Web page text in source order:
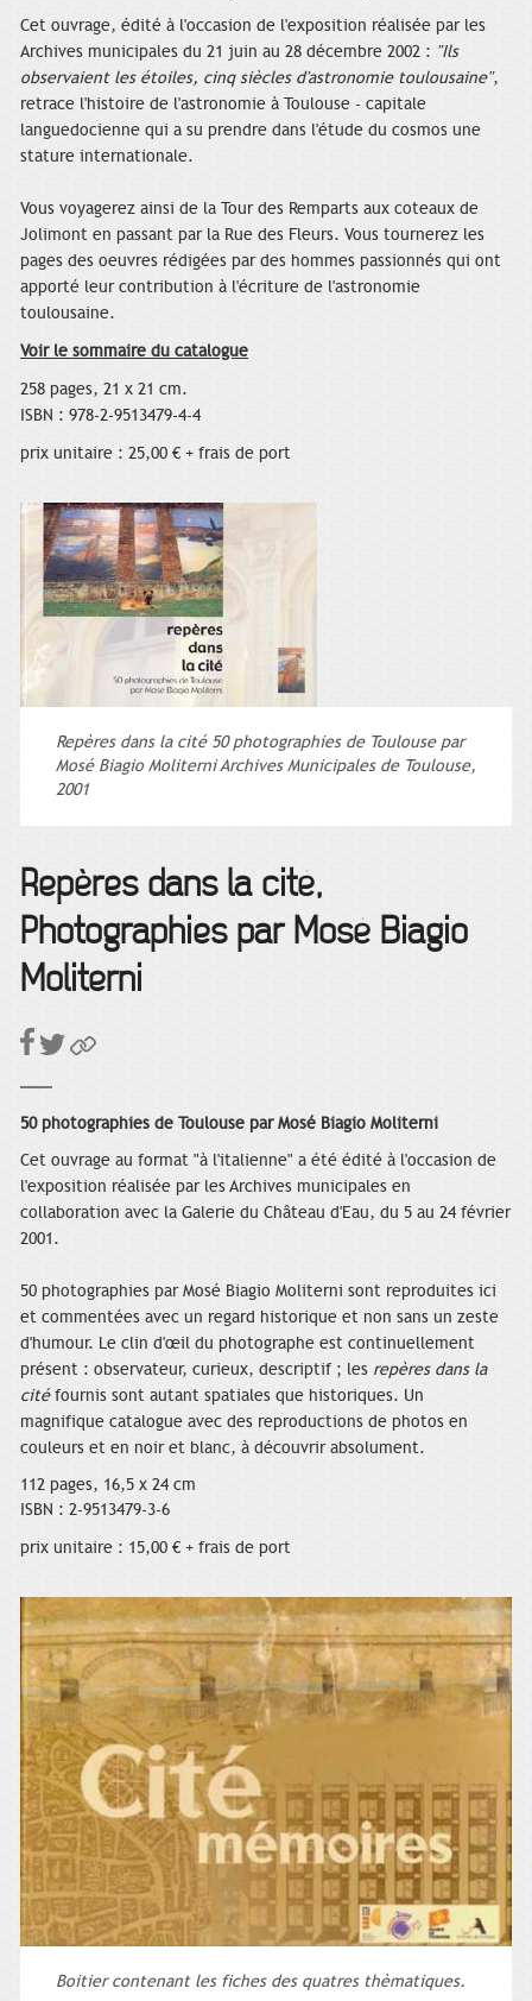
Cet ouvrage, édité à l'occasion de l'exposition réalisée par les
Archives municipales du 21 juin au 28 décembre 2002 : "Ils
observaient les étoiles, cinq siècles d'astronomie toulousaine",
retrace l'histoire de l'astronomie à Toulouse - capitale
languedocienne qui a su prendre dans l'étude du cosmos une
stature internationale.
Vous voyagerez ainsi de la Tour des Remparts aux coteaux de
Jolimont en passant par la Rue des Fleurs. Vous tournerez les
pages des oeuvres rédigées par des hommes passionnés qui ont
apporté leur contribution à l'écriture de l'astronomie
toulousaine.
Voir le sommaire du catalogue
258 pages, 21 x 21 cm.
ISBN : 978-2-9513479-4-4
prix unitaire : 25,00 € + frais de port
Repères dans la cité 50 photographies de Toulouse par
Mosé Biagio Moliterni Archives Municipales de Toulouse,
2001
Repères dans la cité,
Photographies par Mosé Biagio
Moliterni
50 photographies de Toulouse par Mosé Biagio Moliterni
Cet ouvrage au format "à l'italienne" a été édité à l'occasion de
l'exposition réalisée par les Archives municipales en
collaboration avec la Galerie du Château d'Eau, du 5 au 24 février
2001.
50 photographies par Mosé Biagio Moliterni sont reproduites ici
et commentées avec un regard historique et non sans un zeste
d'humour. Le clin d'œil du photographe est continuellement
présent : observateur, curieux, descriptif ; les repères dans la
citéfournis sont autant spatiales que historiques. Un
magnifique catalogue avec des reproductions de photos en
couleurs et en noir et blanc, à découvrir absolument.
112 pages, 16,5 x 24 cm
ISBN : 2-9513479-3-6
prix unitaire : 15,00 € + frais de port
Boitier contenant les fiches des quatres thèmatiques.